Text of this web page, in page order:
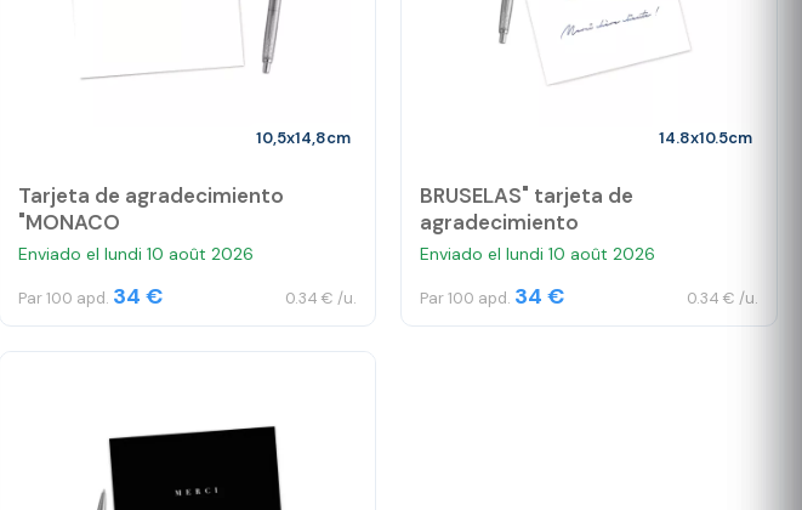
10,5x14,8cm
Tarjeta de agradecimiento
"MONACO
Enviado el lundi 10 août 2026
Par 100 apd. 34 € 0.34 € /u.
14.8x10.5cm
BRUSELAS" tarjeta de
agradecimiento
Enviado el lundi 10 août 2026
Par 100 apd. 34 € 0.34 € /u.